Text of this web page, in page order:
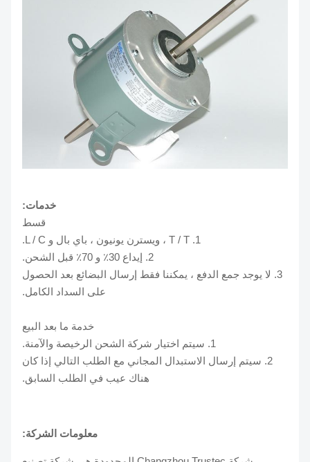
خدمات:
قسط
3. لا يوجد جمع الدفع ، يمكننا فقط إرسال البضائع بعد الحصول
على السداد الكامل.
خدمة ما بعد البيع
2. سيتم إرسال الاستبدال المجاني مع الطلب التالي إذا كان
هناك عيب في الطلب السابق.
معلومات الشركة: